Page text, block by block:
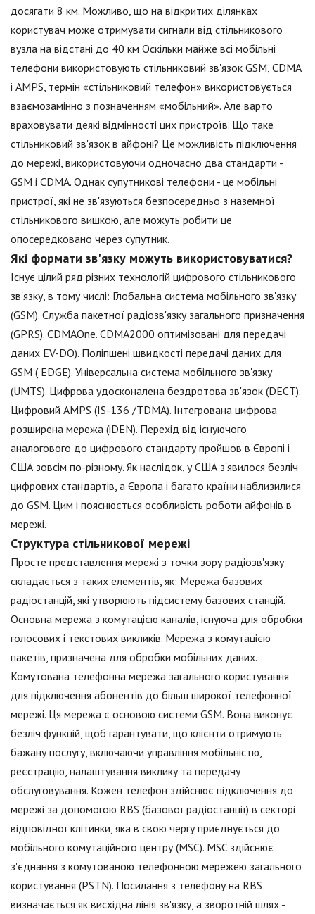
досягати 8 км. Можливо, що на відкритих ділянках
користувач може отримувати сигнали від стільникового
вузла на відстані до 40 км Оскільки майже всі мобільні
телефони використовують стільниковий зв'язок GSM, CDMA
і AMPS, термін «стільниковий телефон» використовується
взаємозамінно з позначенням «мобільний». Але варто
враховувати деякі відмінності цих пристроїв. Що таке
стільниковий зв'язок в айфоні? Це можливість підключення
до мережі, використовуючи одночасно два стандарти -
GSM і CDMA. Однак супутникові телефони - це мобільні
пристрої, які не зв'язуються безпосередньо з наземної
стільникового вишкою, але можуть робити це
опосередковано через супутник.
Які формати зв'язку можуть використовуватися?
Існує цілий ряд різних технологій цифрового стільникового
зв'язку, в тому числі: Глобальна система мобільного зв'язку
(GSM). Служба пакетної радіозв'язку загального призначення
(GPRS). CDMAOne. CDMA2000 оптимізовані для передачі
даних EV-DO). Поліпшені швидкості передачі даних для
GSM ( EDGE). Універсальна система мобільного зв'язку
(UMTS). Цифрова удосконалена бездротова зв'язок (DECT).
Цифровий AMPS (IS-136 /TDMA). Інтегрована цифрова
розширена мережа (iDEN). Перехід від існуючого
аналогового до цифрового стандарту пройшов в Європі і
США зовсім по-різному. Як наслідок, у США з'явилося безліч
цифрових стандартів, а Європа і багато країни наблизилися
до GSM. Цим і пояснюється особливість роботи айфонів в
мережі.
Структура стільникової мережі
Просте представлення мережі з точки зору радіозв'язку
складається з таких елементів, як: Мережа базових
радіостанцій, які утворюють підсистему базових станцій.
Основна мережа з комутацією каналів, існуюча для обробки
голосових і текстових викликів. Мережа з комутацією
пакетів, призначена для обробки мобільних даних.
Комутована телефонна мережа загального користування
для підключення абонентів до більш широкої телефонної
мережі. Ця мережа є основою системи GSM. Вона виконує
безліч функцій, щоб гарантувати, що клієнти отримують
бажану послугу, включаючи управління мобільністю,
реєстрацію, налаштування виклику та передачу
обслуговування. Кожен телефон здійснює підключення до
мережі за допомогою RBS (базової радіостанції) в секторі
відповідної клітинки, яка в свою чергу приєднується до
мобільного комутаційного центру (MSC). MSC здійснює
з'єднання з комутованою телефонною мережею загального
користування (PSTN). Посилання з телефону на RBS
визначається як висхідна лінія зв'язку, а зворотній шлях -